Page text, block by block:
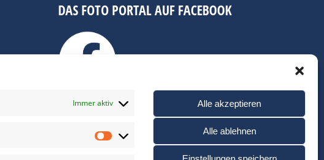
Immer aktiv
Statistiken
Alle akzeptieren
Alle ablehnen
DAS FOTO PORTAL AUF FACEBOOK